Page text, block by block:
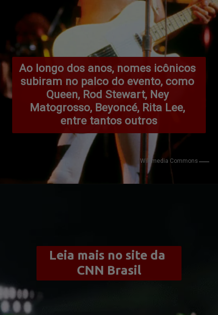
Ao longo dos anos, nomes icônicos
subiram no palco do evento, como
Queen, Rod Stewart, Ney
Matogrosso, Beyoncé, Rita Lee,
entre tantos outros
Wikimedia Commons
Leia mais no site da
CNN Brasil